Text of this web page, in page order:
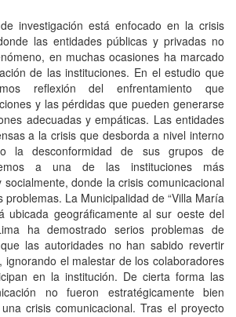
investigación está enfocado en la crisis
las entidades públicas y privadas no
en muchas ocasiones ha marcado
de las instituciones. En el estudio que
reflexión del enfrentamiento que
y las pérdidas que pueden generarse
adecuadas y empáticas. Las entidades
a la crisis que desborda a nivel interno
la desconformidad de sus grupos de
a una de las instituciones más
donde la crisis comunicacional
problemas. La Municipalidad de “Villa María
ubicada geográficamente al sur oeste del
ha demostrado serios problemas de
las autoridades no han sabido revertir
ignorando el malestar de los colaboradores
en la institución. De cierta forma las
no fueron estratégicamente bien
crisis comunicacional. Tras el proyecto